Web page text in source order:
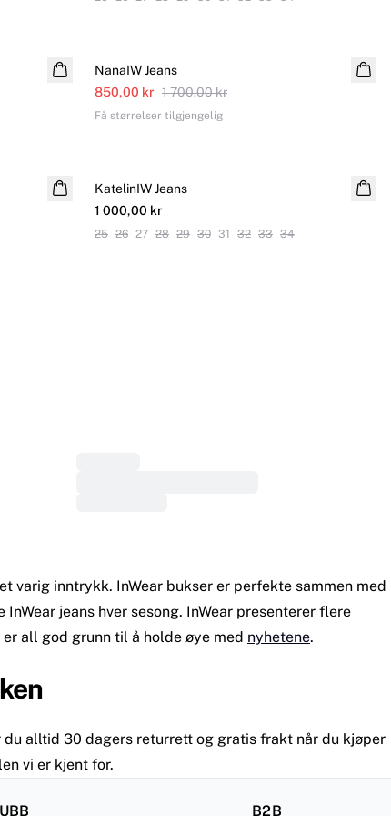
NanaIW Jeans
850,00 kr 1 700,00 kr
Få størrelser tilgjengelig
KatelinIW Jeans
1 000,00 kr
25 26 27 28 29 30 31 32 33 34
varig inntrykk. InWear bukser er perfekte sammen med
jeans hver sesong. InWear presenterer flere
all god grunn til å holde øye med nyhetene.
du alltid 30 dagers returrett og gratis frakt når du kjøper
vi er kjent for.
B2B